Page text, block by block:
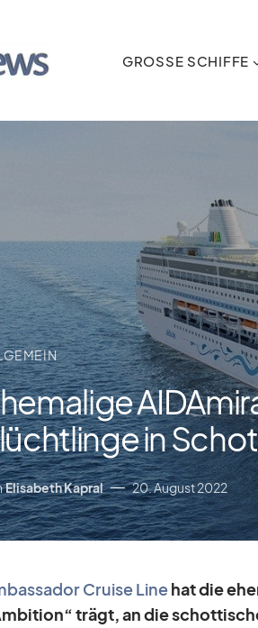
GROSSE SCHIFFE
in
Elisabeth Kapral 20. August 2022
Cruise Linehat die
trägt, an die